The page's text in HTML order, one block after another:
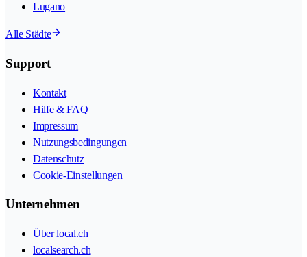
Lugano
Alle Städte
Support
Kontakt
Hilfe & FAQ
Impressum
Nutzungsbedingungen
Datenschutz
Cookie-Einstellungen
Unternehmen
Über local.ch
localsearch.ch